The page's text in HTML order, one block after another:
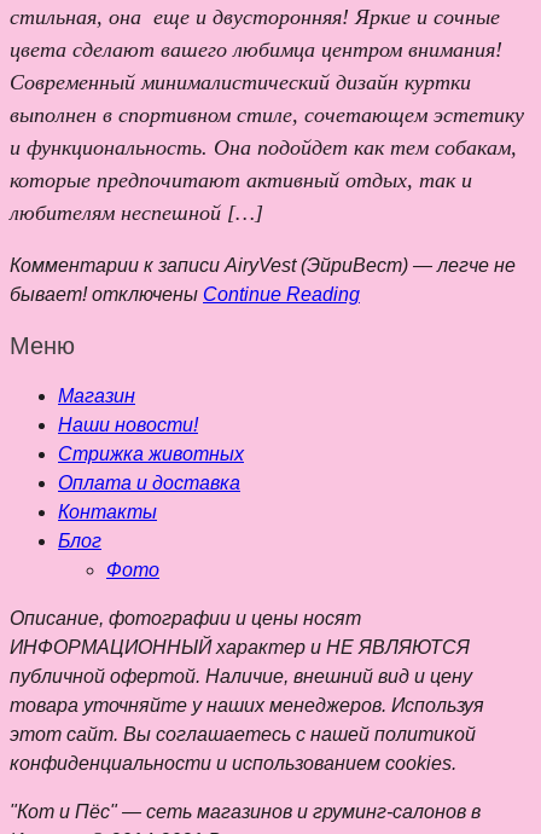
стильная, она еще и двусторонняя! Яркие и сочные
цвета сделают вашего любимца центром внимания!
Современный минималистический дизайн куртки
выполнен в спортивном стиле, сочетающем эстетику
и функциональность. Она подойдет как тем собакам,
которые предпочитают активный отдых, так и
любителям неспешной […]
Комментарии к записи AiryVest (ЭйриВест) — легче не
бывает!отключены Continue Reading
Меню
Магазин
Наши новости!
Стрижка животных
Оплата и доставка
Контакты
Блог
Фото
Описание, фотографии и цены носят
ИНФОРМАЦИОННЫЙ характер и НЕ ЯВЛЯЮТСЯ
публичной офертой. Наличие, внешний вид и цену
товара уточняйте у наших менеджеров. Используя
этот сайт. Вы соглашаетесь с нашей политикой
конфиденциальности и использованием cookies.
"Кот и Пёс" — сеть магазинов и груминг-салонов в